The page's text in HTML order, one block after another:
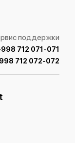
поддержки
712 071-071
712 072-072